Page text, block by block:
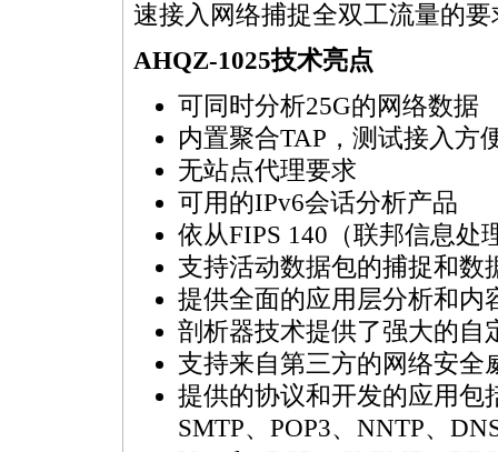
速接入网络捕捉全双工流量的
AHQZ-1025技术亮点
可同时分析25G的网络数据
内置聚合TAP，测试接入方
无站点代理要求
可用的IPv6会话分析产品
依从FIPS 140（联邦信息处
支持活动数据包的捕捉和数
提供全面的应用层分析和内
剖析器技术提供了强大的自
支持来自第三方的网络安全
提供的协议和开发的应用包
SMTP、POP3、NNTP、